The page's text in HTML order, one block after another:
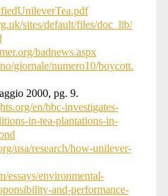
sites/default/files/doc_lib/
badnews.aspx
giornale/numero10/boycott.
2000, pg. 9.
en/bbc-investigates-
in-tea-plantations-in-
usa/research/how-unilever-
essays/environmental-
and-performance-